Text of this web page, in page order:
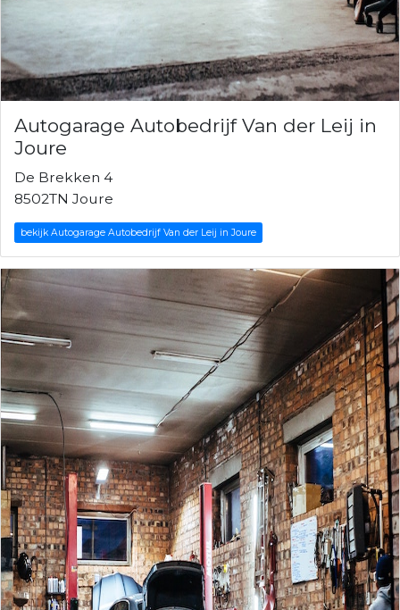
Autogarage Autobedrijf Van der Leij in
Joure
De Brekken 4
8502TN Joure
bekijk Autogarage Autobedrijf Van der Leij in Joure